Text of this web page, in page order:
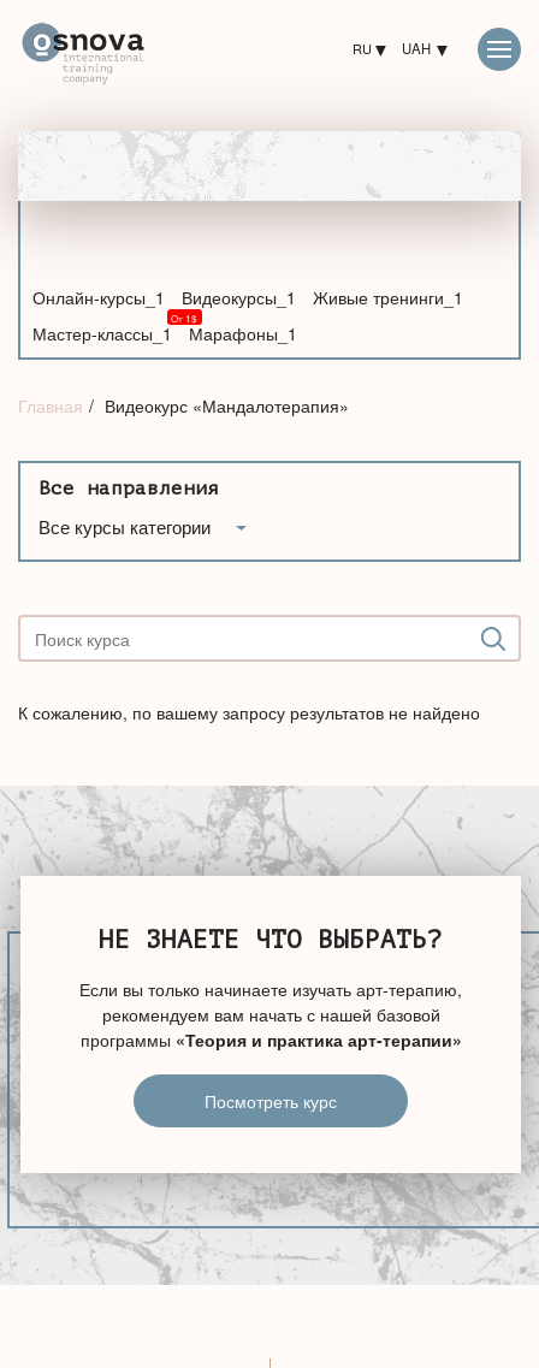
RU UAH
Онлайн-курсы_1 Видеокурсы_1
Живые тренинги_1
Мастер-классы_1
Марафоны_1
Главная Видеокурс «Мандалотерапия»
Все направления
Все курсы категории
К сожалению, по вашему запросу результатов не найдено
НЕ ЗНАЕТЕ ЧТО ВЫБРАТЬ?
Если вы только начинаете изучать арт-терапию,
рекомендуем вам начать с нашей базовой
программы «Теория и практика арт-терапии»
Посмотреть курс